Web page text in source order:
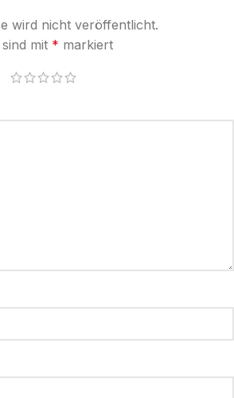
wird nicht veröffentlicht.
mit * markiert